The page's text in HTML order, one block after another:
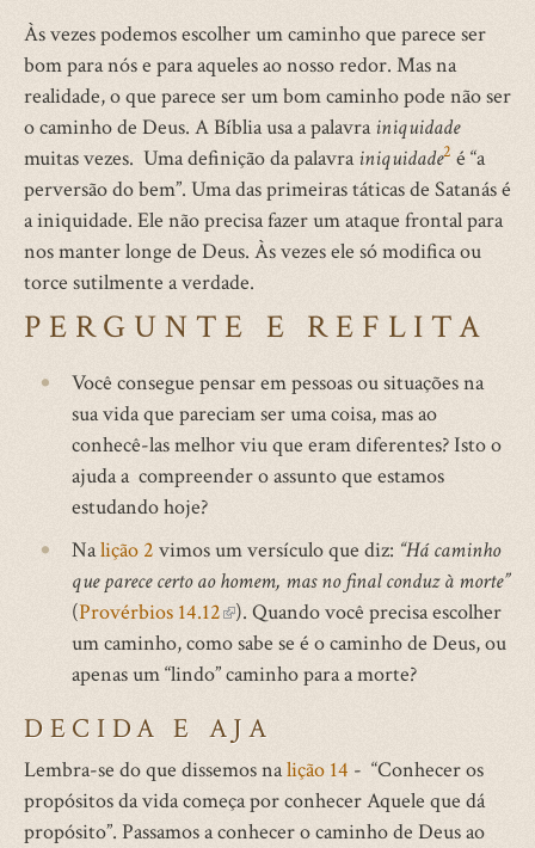
Às vezes podemos escolher um caminho que parece ser
bom para nós e para aqueles ao nosso redor. Mas na
realidade, o que parece ser um bom caminho pode não ser
o caminho de Deus. A Bíblia usa a palavrainiquidade
muitas vezes. Uma definição da palavrainiquidade2 é “a
perversão do bem”. Uma das primeiras táticas de Satanás é
a iniquidade. Ele não precisa fazer um ataque frontal para
nos manter longe de Deus. Às vezes ele só modifica ou
torce sutilmente a verdade.
PERGUNTE E REFLITA
Você consegue pensar em pessoas ou situações na
sua vida que pareciam ser uma coisa, mas ao
conhecê-las melhor viu que eram diferentes? Isto o
ajuda a compreender o assunto que estamos
estudando hoje?
Nalição 2 vimos um versículo que diz: “Há caminho
que parece certo ao homem, mas no final conduz à morte”
(Provérbios 14.12
(link
is
external)
). Quando você precisa escolher
um caminho, como sabe se é o caminho de Deus, ou
apenas um “lindo” caminho para a morte?
DECIDA E AJA
Lembra-se do que dissemos nalição 14 - “Conhecer os
propósitos da vida começa por conhecer Aquele que dá
propósito”. Passamos a conhecer o caminho de Deus ao